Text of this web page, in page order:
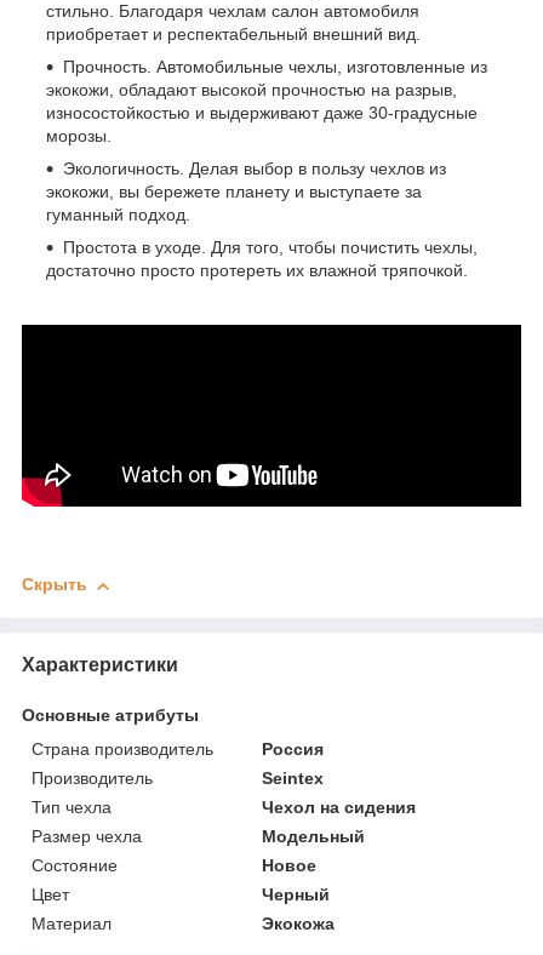
стильно. Благодаря чехлам салон автомобиля
приобретает и респектабельный внешний вид.
Прочность. Автомобильные чехлы, изготовленные из
экокожи, обладают высокой прочностью на разрыв,
износостойкостью и выдерживают даже 30-градусные
морозы.
Экологичность. Делая выбор в пользу чехлов из
экокожи, вы бережете планету и выступаете за
гуманный подход.
Простота в уходе. Для того, чтобы почистить чехлы,
достаточно просто протереть их влажной тряпочкой.
Скрыть
Характеристики
Основные атрибуты
Страна производитель
Россия
Производитель
Seintex
Тип чехла
Чехол на сидения
Размер чехла
Модельный
Состояние
Новое
Цвет
Черный
Материал
Экокожа